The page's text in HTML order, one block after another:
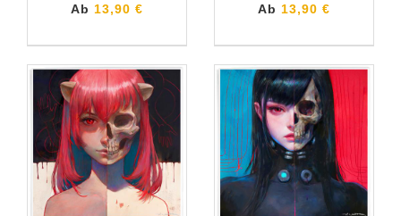
Ab 13,90 €
Ab 13,90 €